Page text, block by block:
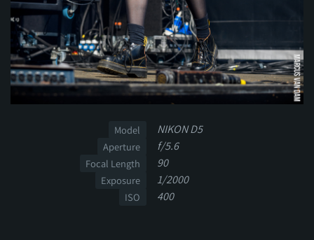
Model NIKON D5
Aperture f/5.6
Focal Length 90
Exposure 1/2000
ISO 400